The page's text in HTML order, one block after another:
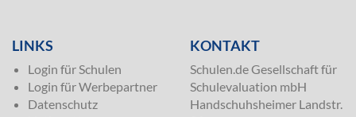
LINKS
Login für Schulen
Login für Werbepartner
Datenschutz
KONTAKT
Schulen.de Gesellschaft für
Schulevaluation mbH
Handschuhsheimer Landstr.